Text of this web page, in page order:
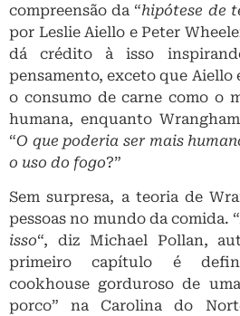
compreensão da “hipótese de
por Leslie Aiello e Peter
dá crédito à isso
pensamento, exceto que
o consumo de carne como o
humana, enquanto
“O que poderia ser mais
o uso do fogo?”
Sem surpresa, a teoria de
pessoas no mundo da comida. “
isso“, diz Michael Pollan,
primeiro capítulo é
cookhouse gorduroso de
porco” na Carolina do